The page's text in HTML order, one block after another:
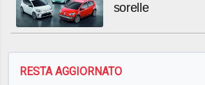
sorelle
RESTA AGGIORNATO